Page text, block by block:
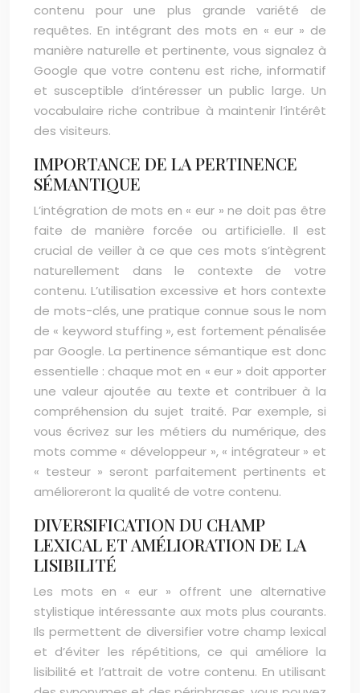
contenu pour une plus grande variété de
requêtes. En intégrant des mots en « eur » de
manière naturelle et pertinente, vous signalez à
Google que votre contenu est riche, informatif
et susceptible d’intéresser un public large. Un
vocabulaire riche contribue à maintenir l’intérêt
des visiteurs.
IMPORTANCE DE LA PERTINENCE
SÉMANTIQUE
L’intégration de mots en « eur » ne doit pas être
faite de manière forcée ou artificielle. Il est
crucial de veiller à ce que ces mots s’intègrent
naturellement dans le contexte de votre
contenu. L’utilisation excessive et hors contexte
de mots-clés, une pratique connue sous le nom
de « keyword stuffing », est fortement pénalisée
par Google. La pertinence sémantique est donc
essentielle : chaque mot en « eur » doit apporter
une valeur ajoutée au texte et contribuer à la
compréhension du sujet traité. Par exemple, si
vous écrivez sur les métiers du numérique, des
mots comme « développeur », « intégrateur » et
« testeur » seront parfaitement pertinents et
amélioreront la qualité de votre contenu.
DIVERSIFICATION DU CHAMP
LEXICAL ET AMÉLIORATION DE LA
LISIBILITÉ
Les mots en « eur » offrent une alternative
stylistique intéressante aux mots plus courants.
Ils permettent de diversifier votre champ lexical
et d’éviter les répétitions, ce qui améliore la
lisibilité et l’attrait de votre contenu. En utilisant